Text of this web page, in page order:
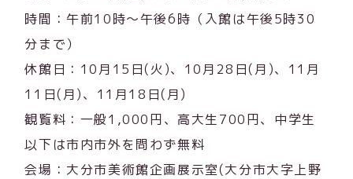
時間：午前10時～午後6時（入館は午後5時30
分まで）
休館日：10月15日(火)、10月28日(月)、11月
11日(月)、11月18日(月)
観覧料：一般1,000円、高大生700円、中学生
以下は市内市外を問わず無料
会場：大分市美術館企画展示室(大分市大字上野